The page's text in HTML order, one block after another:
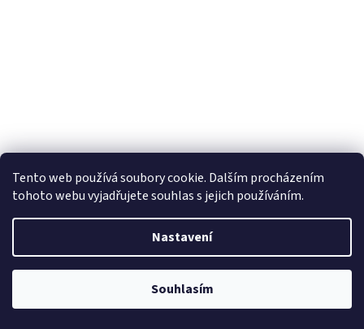
Tento web používá soubory cookie. Dalším procházením
tohoto webu vyjadřujete souhlas s jejich používáním.
Nastavení
Souhlasím
Navštivte sekci "Výprodej", kde naleznete produkty za
Riva Power VA2611 powerbanka 10000mAh PD 30W, 2
integrované kabely
Skladem(10 ks)
1 169 Kč